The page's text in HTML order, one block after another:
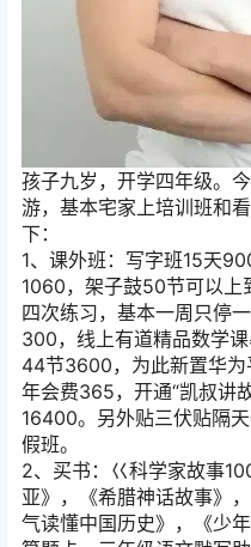
孩子九岁，开学四年级。
游，基本宅家上培训班和
下：
1、课外班：写字班15天
1060，架子鼓50节可以
四次练习，基本一周只停
300，线上有道精品数学
44节3600，为此新置华为
年会费365，开通“凯叔讲
16400。另外贴三伏贴隔
假班。
2、买书：巜科学家故事
亚》，《希腊神话故事》
气读懂中国历史》，《少